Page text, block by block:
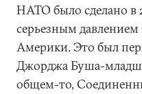
НАТО было сделано в
серьезным
Америки. Это был
Джорджа Буша-
общем-то,